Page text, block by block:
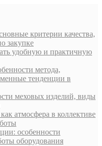
критерии качества,
закупке
удобную и практичную
метода,
тенденции в
меховых изделий, виды
атмосфера в коллективе
особенности
оборудования